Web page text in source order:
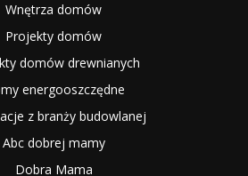
Wnętrza domów
Projekty domów
domów drewnianych
energooszczędne
z branży budowlanej
Abc dobrej mamy
Dobra Mama